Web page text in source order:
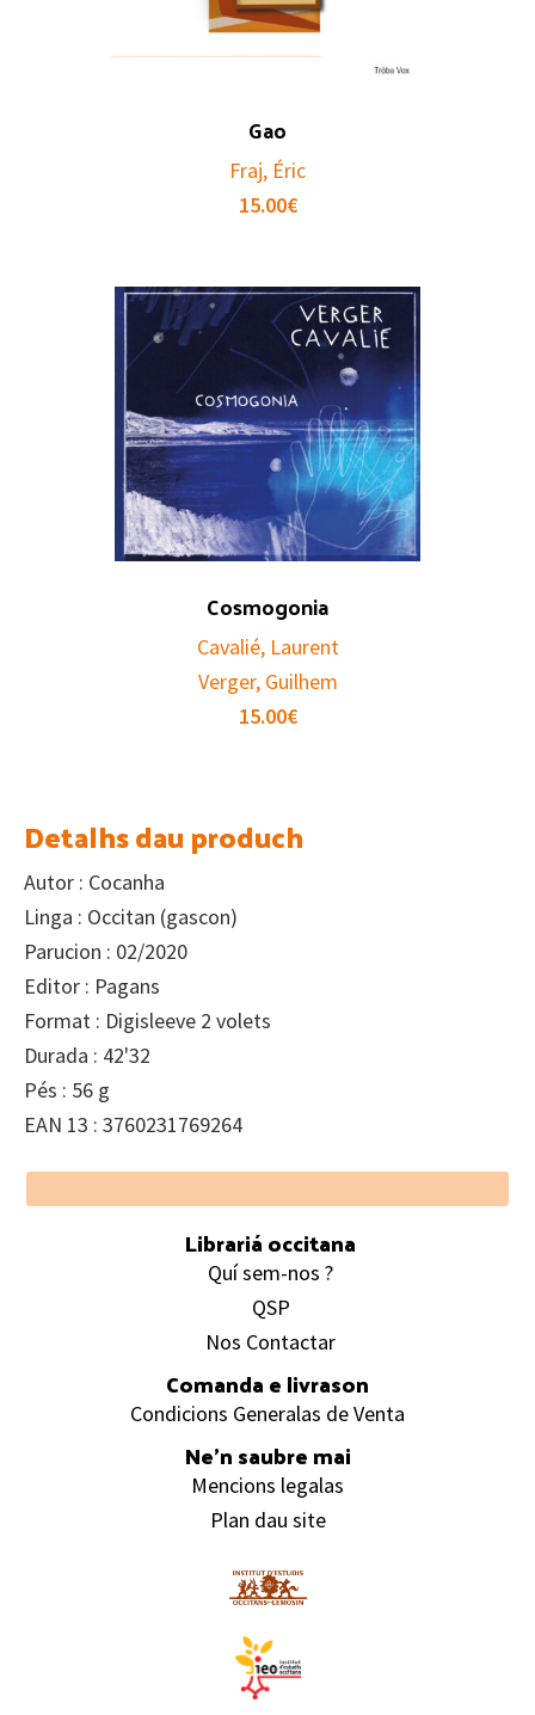
Gao
Fraj, Éric
15.00€
Cosmogonia
Cavalié, Laurent
Verger, Guilhem
15.00€
Detalhs dau produch
Autor : Cocanha
Linga : Occitan (gascon)
Parucion : 02/2020
Editor : Pagans
Format : Digisleeve 2 volets
Durada : 42'32
Pés : 56 g
EAN 13 : 3760231769264
Footer
Librariá occitana
Quí sem-nos ?
QSP
Nos Contactar
Comanda e livrason
Condicions Generalas de Venta
Ne’n saubre mai
Mencions legalas
Plan dau site